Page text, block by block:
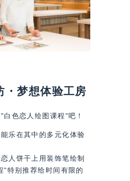
・梦想体验工房
色恋人绘图课程"吧！
乐在其中的多元化体验
人饼干上用装饰笔绘制
"特别推荐给时间有限的